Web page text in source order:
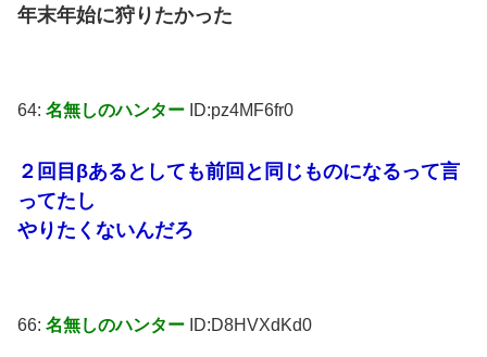
年末年始に狩りたかった
64: 名無しのハンター ID:pz4MF6fr0
２回目βあるとしても前回と同じものになるって言
ってたし
やりたくないんだろ
66: 名無しのハンター ID:D8HVXdKd0